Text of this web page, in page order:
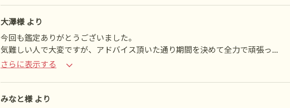
大澤様 より
今回も鑑定ありがとうございました。
気難しい人で大変ですが、アドバイス頂いた通り期間を決めて全力で頑張っ...
さらに表示する
みなと様 より